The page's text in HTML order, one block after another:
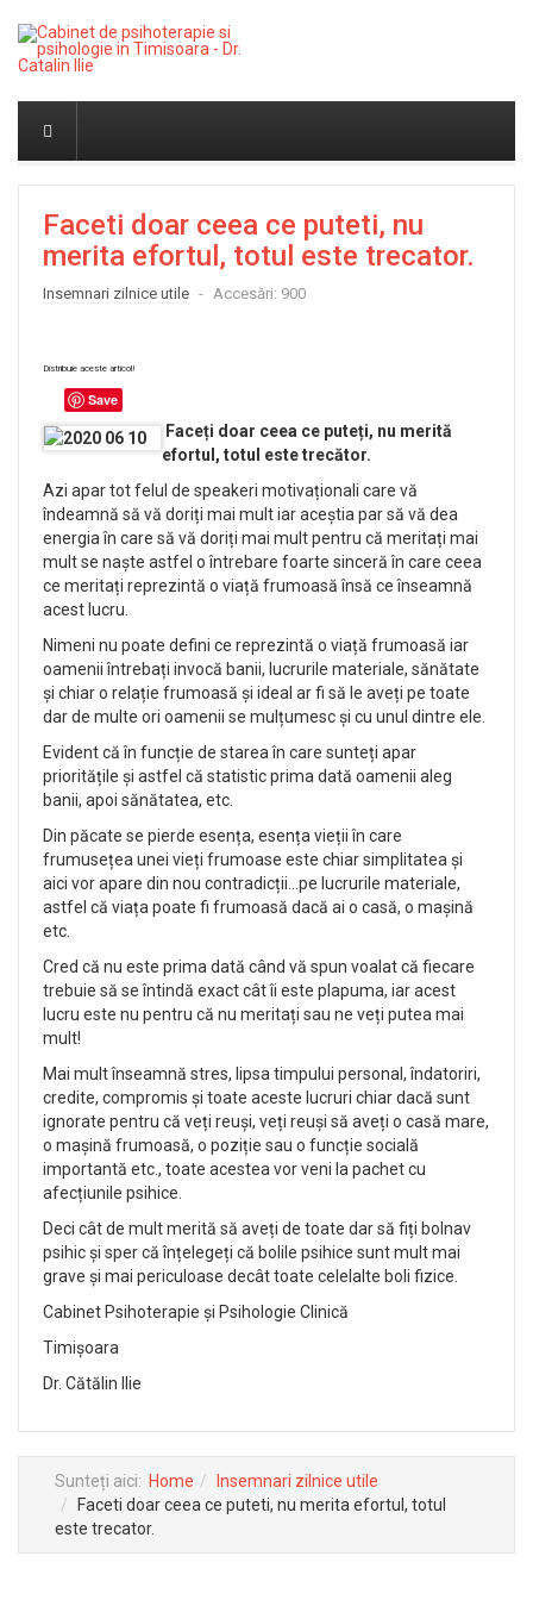
Faceti doar ceea ce puteti, nu
merita efortul, totul este trecator.
Insemnari zilnice utile Accesări: 900
Distribuie aceste articol!
Save
Faceți doar ceea ce puteți, nu merită
efortul, totul este trecător.
Azi apar tot felul de speakeri motivaționali care vă
îndeamnă să vă doriți mai mult iar aceștia par să vă dea
energia în care să vă doriți mai mult pentru că meritați mai
mult se naște astfel o întrebare foarte sinceră în care ceea
ce meritați reprezintă o viață frumoasă însă ce înseamnă
acest lucru.
Nimeni nu poate defini ce reprezintă o viață frumoasă iar
oamenii întrebați invocă banii, lucrurile materiale, sănătate
și chiar o relație frumoasă și ideal ar fi să le aveți pe toate
dar de multe ori oamenii se mulțumesc și cu unul dintre ele.
Evident că în funcție de starea în care sunteți apar
prioritățile și astfel că statistic prima dată oamenii aleg
banii, apoi sănătatea, etc.
Din păcate se pierde esența, esența vieții în care
frumusețea unei vieți frumoase este chiar simplitatea și
aici vor apare din nou contradicții…pe lucrurile materiale,
astfel că viața poate fi frumoasă dacă ai o casă, o mașină
etc.
Cred că nu este prima dată când vă spun voalat că fiecare
trebuie să se întindă exact cât îi este plapuma, iar acest
lucru este nu pentru că nu meritați sau ne veți putea mai
mult!
Mai mult înseamnă stres, lipsa timpului personal, îndatoriri,
credite, compromis și toate aceste lucruri chiar dacă sunt
ignorate pentru că veți reuși, veți reuși să aveți o casă mare,
o mașină frumoasă, o poziție sau o funcție socială
importantă etc., toate acestea vor veni la pachet cu
afecțiunile psihice.
Deci cât de mult merită să aveți de toate dar să fiți bolnav
psihic și sper că înțelegeți că bolile psihice sunt mult mai
grave și mai periculoase decât toate celelalte boli fizice.
Cabinet Psihoterapie și Psihologie Clinică
Timișoara
Dr. Cătălin Ilie
Sunteți aici: Home
Insemnari zilnice utile
Faceti doar ceea ce puteti, nu merita efortul, totul
este trecator.